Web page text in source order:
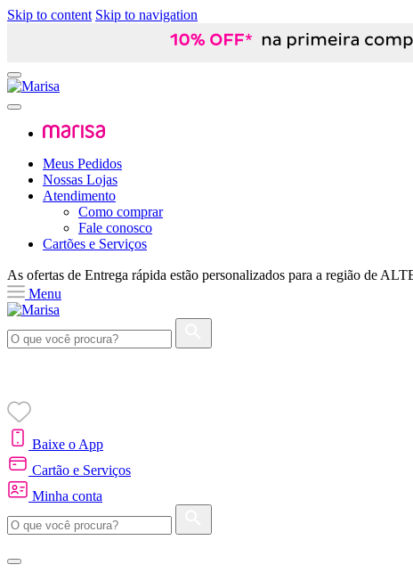
Skip to content Skip to navigation
Meus Pedidos
Nossas Lojas
Atendimento
Como comprar
Fale conosco
Cartões e Serviços
As ofertas de Entrega rápida estão personalizados para a região de
Menu
Baixe o App
Cartão e Serviços
Minha conta